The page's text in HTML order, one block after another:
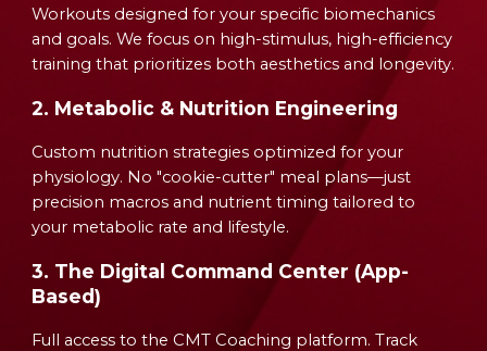
Workouts designed for your specific biomechanics
and goals. We focus on high-stimulus, high-efficiency
training that prioritizes both aesthetics and longevity.
2. Metabolic & Nutrition Engineering
Custom nutrition strategies optimized for your
physiology. No "cookie-cutter" meal plans—just
precision macros and nutrient timing tailored to
your metabolic rate and lifestyle.
3. The Digital Command Center (App-
Based)
Full access to the CMT Coaching platform. Track